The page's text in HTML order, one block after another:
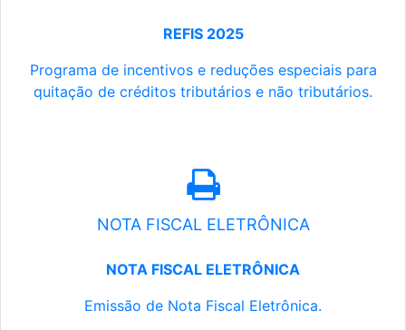
REFIS 2025
Programa de incentivos e reduções especiais para
quitação de créditos tributários e não tributários.
NOTA FISCAL ELETRÔNICA
NOTA FISCAL ELETRÔNICA
Emissão de Nota Fiscal Eletrônica.